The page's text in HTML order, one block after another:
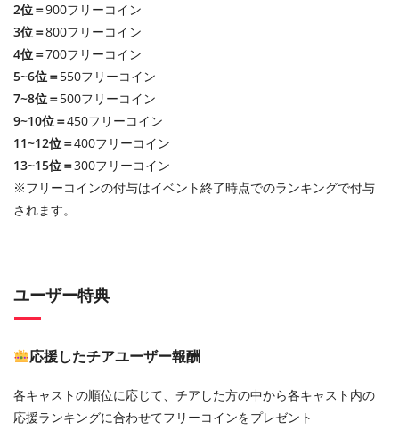
2位＝900フリーコイン
3位＝800フリーコイン
4位＝700フリーコイン
5~6位＝550フリーコイン
7~8位＝500フリーコイン
9~10位＝450フリーコイン
11~12位＝400フリーコイン
13~15位＝300フリーコイン
※フリーコインの付与はイベント終了時点でのランキングで付与
されます。
ユーザー特典
応援したチアユーザー報酬
各キャストの順位に応じて、チアした方の中から各キャスト内の
応援ランキングに合わせてフリーコインをプレゼント